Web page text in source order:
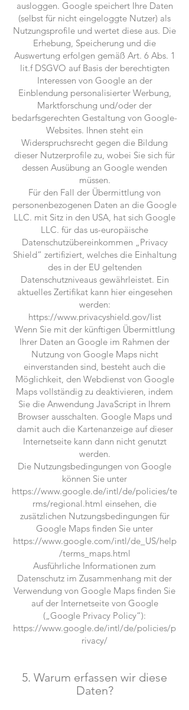
ausloggen. Google speichert Ihre Daten
(selbst für nicht eingeloggte Nutzer) als
Nutzungsprofile und wertet diese aus. Die
Erhebung, Speicherung und die
Auswertung erfolgen gemäß Art. 6 Abs. 1
lit.f DSGVO auf Basis der berechtigten
Interessen von Google an der
Einblendung personalisierter Werbung,
Marktforschung und/oder der
bedarfsgerechten Gestaltung von Google-
Websites. Ihnen steht ein
Widerspruchsrecht gegen die Bildung
dieser Nutzerprofile zu, wobei Sie sich für
dessen Ausübung an Google wenden
müssen.
Für den Fall der Übermittlung von
personenbezogenen Daten an die Google
LLC. mit Sitz in den USA, hat sich Google
LLC. für das us-europäische
Datenschutzübereinkommen „Privacy
Shield“ zertifiziert, welches die Einhaltung
des in der EU geltenden
Datenschutzniveaus gewährleistet. Ein
aktuelles Zertifikat kann hier eingesehen
werden:
https://www.privacyshield.gov/list
Wenn Sie mit der künftigen Übermittlung
Ihrer Daten an Google im Rahmen der
Nutzung von Google Maps nicht
einverstanden sind, besteht auch die
Möglichkeit, den Webdienst von Google
Maps vollständig zu deaktivieren, indem
Sie die Anwendung JavaScript in Ihrem
Browser ausschalten. Google Maps und
damit auch die Kartenanzeige auf dieser
Internetseite kann dann nicht genutzt
werden.
Die Nutzungsbedingungen von Google
können Sie unter
https://www.google.de/intl/de/policies/te
rms/regional.html einsehen, die
zusätzlichen Nutzungsbedingungen für
Google Maps finden Sie unter
https://www.google.com/intl/de_US/help
/terms_maps.html
Ausführliche Informationen zum
Datenschutz im Zusammenhang mit der
Verwendung von Google Maps finden Sie
auf der Internetseite von Google
(„Google Privacy Policy“):
https://www.google.de/intl/de/policies/p
rivacy/
5. Warum erfassen wir diese
Daten?